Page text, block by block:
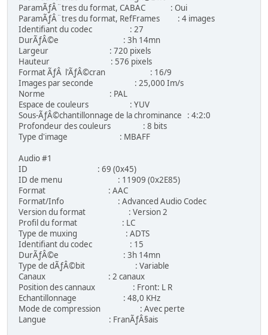
ParamÃƒÂ¨tres du format, CABAC : Oui
ParamÃƒÂ¨tres du format, RefFrames : 4 images
Identifiant du codec : 27
DurÃƒÂ©e : 3h 14mn
Largeur : 720 pixels
Hauteur : 576 pixels
Format ÃƒÂ l'ÃƒÂ©cran : 16/9
Images par seconde : 25,000 Im/s
Norme : PAL
Espace de couleurs : YUV
Sous-ÃƒÂ©chantillonnage de la chrominance : 4:2:0
Profondeur des couleurs : 8 bits
Type d'image : MBAFF
Audio #1
ID : 69 (0x45)
ID de menu : 11909 (0x2E85)
Format : AAC
Format/Info : Advanced Audio Codec
Version du format : Version 2
Profil du format : LC
Type de muxing : ADTS
Identifiant du codec : 15
DurÃƒÂ©e : 3h 14mn
Type de dÃƒÂ©bit : Variable
Canaux : 2 canaux
Position des cannaux : Front: L R
Echantillonnage : 48,0 KHz
Mode de compression : Avec perte
Langue : FranÃƒÂ§ais